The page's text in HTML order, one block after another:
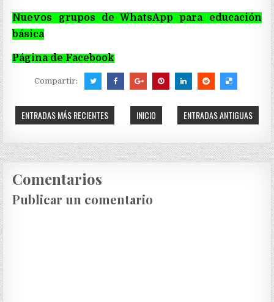
Nuevos grupos de WhatsApp para educación
básica
Página de Facebook
Compartir:
ENTRADAS MÁS RECIENTES ENTRADAS ANTIGUAS
INICIO
Comentarios
Publicar un comentario